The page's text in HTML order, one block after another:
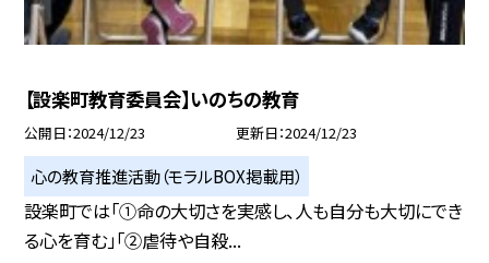
【設楽町教育委員会】いのちの教育
公開日 2024/12/23 更新日 2024/12/23
心の教育推進活動（モラルBOX掲載用）
設楽町では「①命の大切さを実感し、人も自分も大切にでき
る心を育む」「②虐待や自殺...